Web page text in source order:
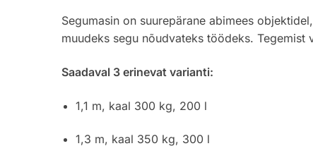
Segumasin on suurepärane abimees
muudeks segu nõudvateks töödeks.
Saadaval 3 erinevat varianti:
1,1 m, kaal 300 kg, 200 l
1,3 m, kaal 350 kg, 300 l